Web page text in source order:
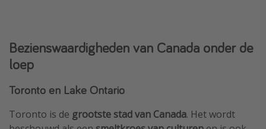
Bezienswaardigheden van Canada onder de
loep
Toronto en Lake Ontario
Toronto is de grootste stad van Canada. Het wordt